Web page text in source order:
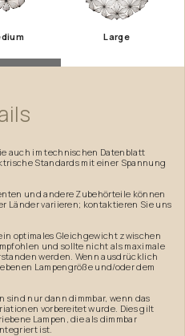
Large
auch im technischen Datenblatt
Standards mit einer Spannung
und andere Zubehörteile können
Länder variieren; kontaktieren Sie uns
optimales Gleichgewicht zwischen
und sollte nicht als maximale
werden. Wenn ausdrücklich
Lampengröße und/oder dem
sind nur dann dimmbar, wenn das
vorbereitet wurde. Dies gilt
Lampen, die als dimmbar
ist.